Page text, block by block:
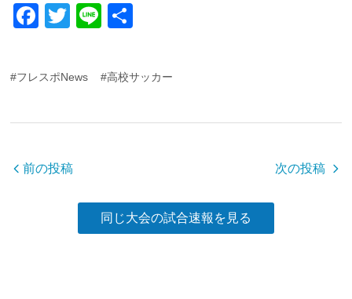
F
e
b
o
T
Li
e
#フレスポNews #高校サッカー
前の投稿 次の投稿
同じ大会の試合速報を見る